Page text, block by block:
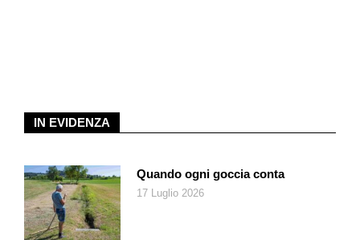
IN EVIDENZA
Quando ogni goccia conta
17 Luglio 2026